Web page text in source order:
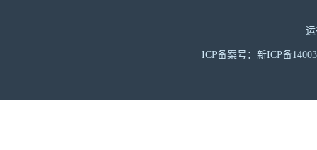
ICP备案号：新ICP备